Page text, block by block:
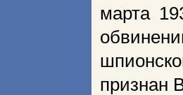
марта
признан